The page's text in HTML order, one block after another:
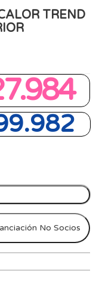
TREND
No Socios